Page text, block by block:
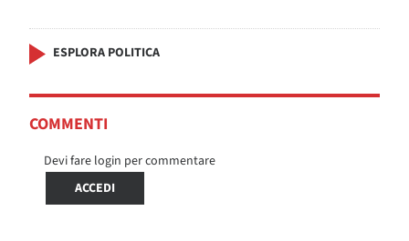
ESPLORA POLITICA
COMMENTI
Devi fare login per commentare
ACCEDI